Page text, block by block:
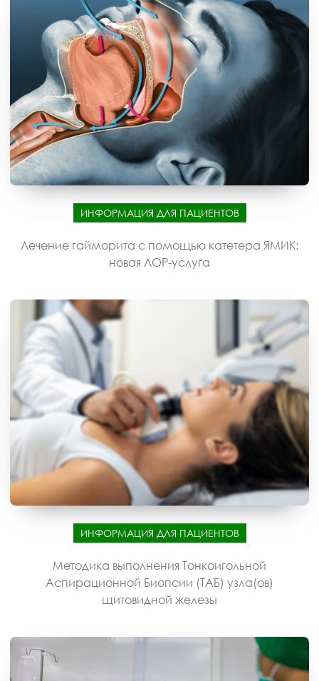
ИНФОРМАЦИЯ ДЛЯ ПАЦИЕНТОВ
Лечение гайморита с помощью катетера ЯМИК:
новая ЛОР-услуга
ИНФОРМАЦИЯ ДЛЯ ПАЦИЕНТОВ
Методика выполнения Тонкоигольной
Аспирационной Биопсии (ТАБ) узла(ов)
щитовидной железы